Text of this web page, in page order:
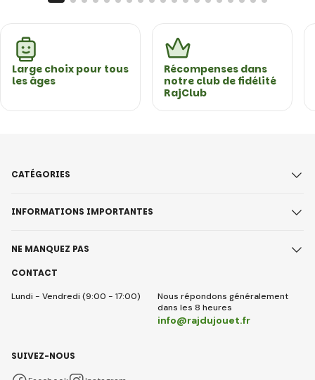
Large choix pour tous
les âges
Récompenses dans
notre club de fidélité
RajClub
CONTACT
Lundi - Vendredi (9:00 - 17:00)
Nous répondons généralement
dans les 8 heures
info@rajdujouet.fr
CATÉGORIES
INFORMATIONS IMPORTANTES
NE MANQUEZ PAS
SUIVEZ-NOUS